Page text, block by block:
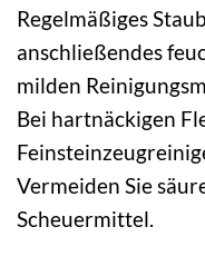
Regelmäßiges
anschließendes
milden
Bei hartnäckigen
Vermeiden Sie
Scheuermittel.